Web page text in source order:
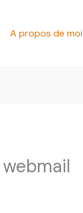
A propos de moi